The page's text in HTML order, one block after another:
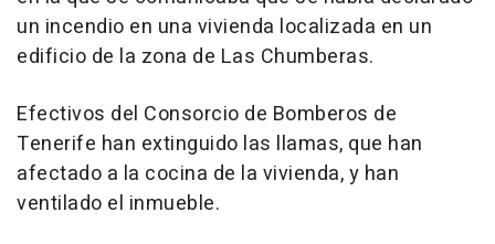
un incendio en una vivienda localizada en un
edificio de la zona de Las Chumberas.
Efectivos del Consorcio de Bomberos de
Tenerife han extinguido las llamas, que han
afectado a la cocina de la vivienda, y han
ventilado el inmueble.